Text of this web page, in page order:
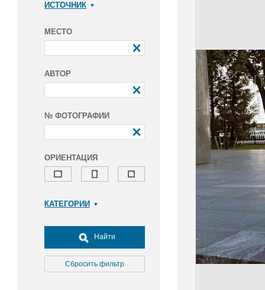
ИСТОЧНИК
МЕСТО
АВТОР
№ ФОТОГРАФИИ
ОРИЕНТАЦИЯ
КАТЕГОРИИ
Досуг, туризм и отдых
Культура
Медицина
Найти
Сбросить фильтр